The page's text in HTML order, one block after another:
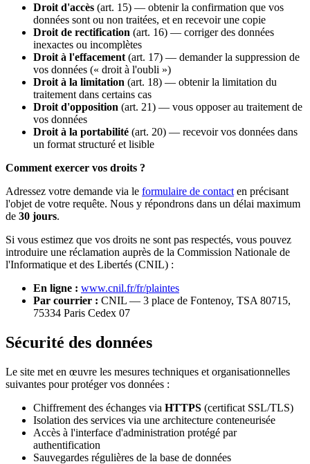
Droit d'accès (art. 15) — obtenir la confirmation que vos
données sont ou non traitées, et en recevoir une copie
Droit de rectification (art. 16) — corriger des données
inexactes ou incomplètes
Droit à l'effacement (art. 17) — demander la suppression de
vos données (« droit à l'oubli »)
Droit à la limitation (art. 18) — obtenir la limitation du
traitement dans certains cas
Droit d'opposition (art. 21) — vous opposer au traitement de
vos données
Droit à la portabilité (art. 20) — recevoir vos données dans
un format structuré et lisible
Comment exercer vos droits ?
Adressez votre demande via le formulaire de contact en précisant
l'objet de votre requête. Nous y répondrons dans un délai maximum
de 30 jours.
Si vous estimez que vos droits ne sont pas respectés, vous pouvez
introduire une réclamation auprès de la Commission Nationale de
l'Informatique et des Libertés (CNIL) :
En ligne : www.cnil.fr/fr/plaintes
Par courrier : CNIL — 3 place de Fontenoy, TSA 80715,
75334 Paris Cedex 07
Sécurité des données
Le site met en œuvre les mesures techniques et organisationnelles
suivantes pour protéger vos données :
Chiffrement des échanges via HTTPS (certificat SSL/TLS)
Isolation des services via une architecture conteneurisée
Accès à l'interface d'administration protégé par
authentification
Sauvegardes régulières de la base de données